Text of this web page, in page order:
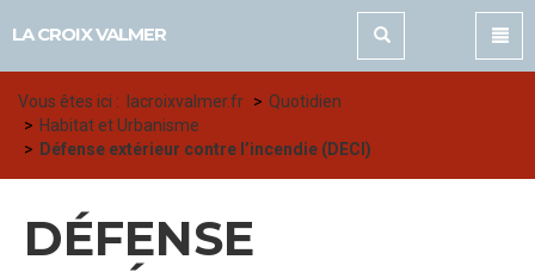
LA CROIX VALMER
Vous êtes ici : lacroixvalmer.fr
Quotidien
Habitat et Urbanisme
Défense extérieur contre l’incendie (DECI)
DÉFENSE